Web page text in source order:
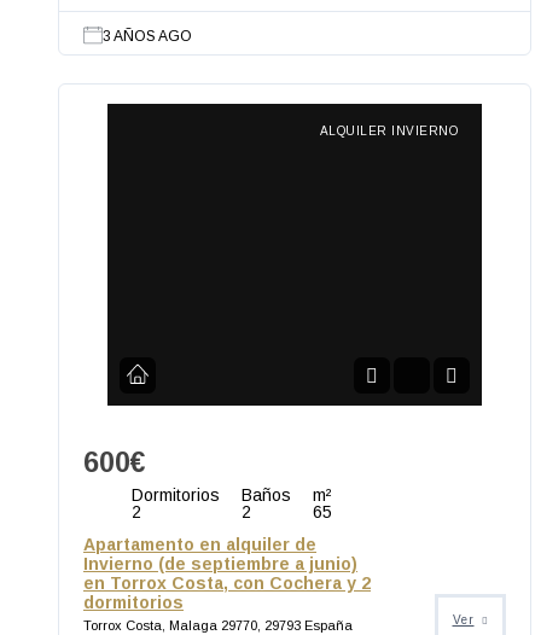
3 AÑOS AGO
ALQUILER INVIERNO
600€
Dormitorios
2
Baños
2
m²
65
Apartamento en alquiler de
Invierno (de septiembre a junio)
en Torrox Costa, con Cochera y 2
dormitorios
Torrox Costa, Malaga 29770, 29793 España Ver